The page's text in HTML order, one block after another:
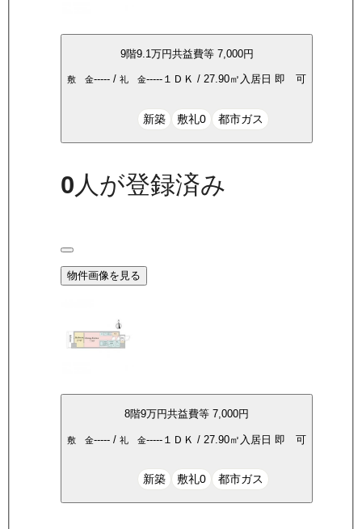
9階9.1万円共益費等 7,000円
敷 金----- /礼 金----- １ＤＫ /27.90㎡ 入居日 即 可
新築 敷礼0 都市ガス
0人が登録済み
物件画像を見る
8階9万円共益費等7,000円
敷 金----- /礼 金----- １ＤＫ / 27.90㎡ 入居日即 可
新築 敷礼0 都市ガス